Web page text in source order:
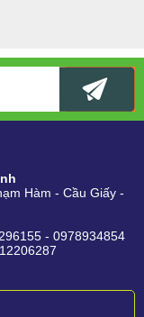
Hàm - Cầu Giấy -
- 0978934854